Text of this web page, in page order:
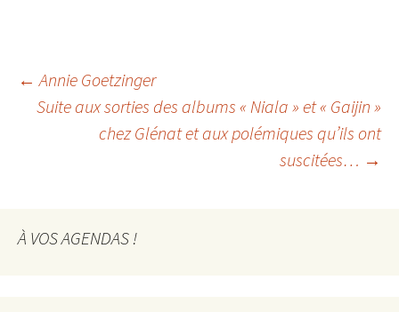
Navigation
← Annie Goetzinger
Suite aux sorties des albums « Niala » et « Gaijin »
chez Glénat et aux polémiques qu’ils ont
suscitées… →
À VOS AGENDAS !